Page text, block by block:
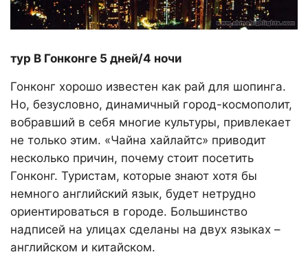
тур В Гонконге 5 дней/4 ночи
Гонконг хорошо известен как рай для шопинга.
Но, безусловно, динамичный город-космополит,
вобравший в себя многие культуры, привлекает
не только этим. «Чайна хайлайтс» приводит
несколько причин, почему стоит посетить
Гонконг. Туристам, которые знают хотя бы
немного английский язык, будет нетрудно
ориентироваться в городе. Большинство
надписей на улицах сделаны на двух языках –
английском и китайском.